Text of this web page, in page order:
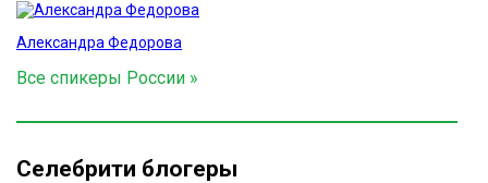
Александра Федорова
Все спикеры России »
Селебрити блогеры